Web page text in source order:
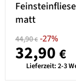
matt
44,90€ -27%
32,90 €
Lieferzeit:2-3